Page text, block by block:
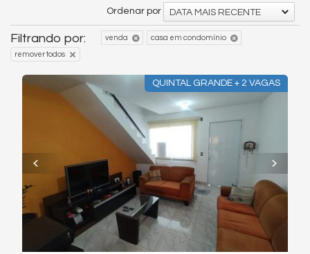
Ordenar por DATA MAIS RECENTE
Filtrando por: venda casa em condomínio
remover todos
QUINTAL GRANDE + 2 VAGAS